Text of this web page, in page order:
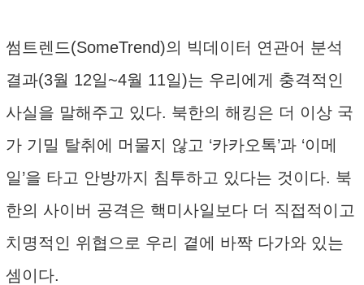
썸트렌드(SomeTrend)의 빅데이터 연관어 분석
결과(3월 12일~4월 11일)는 우리에게 충격적인
사실을 말해주고 있다. 북한의 해킹은 더 이상 국
가 기밀 탈취에 머물지 않고 ‘카카오톡’과 ‘이메
일’을 타고 안방까지 침투하고 있다는 것이다. 북
한의 사이버 공격은 핵미사일보다 더 직접적이고
치명적인 위협으로 우리 곁에 바짝 다가와 있는
셈이다.